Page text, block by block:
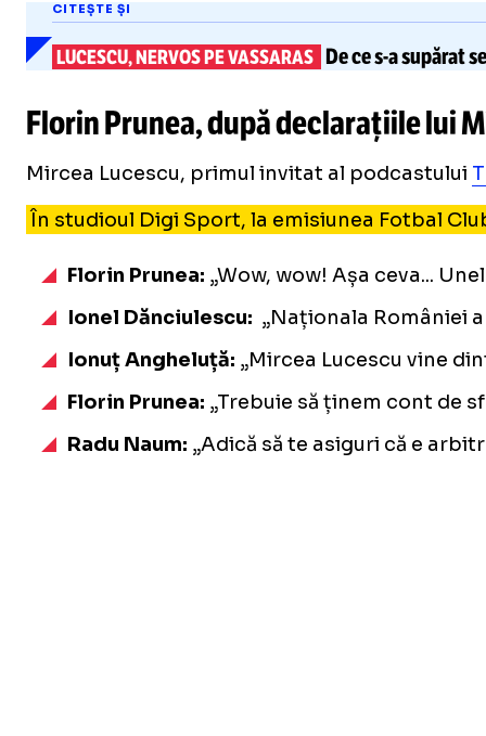
CITEȘTE ȘI
LUCESCU, NERVOS PE VASSARAS De ces-asupărat
Florin Prunea, după declarațiile lui
Mircea Lucescu, primul invitat al podcastului
În studioul Digi Sport, la emisiunea Fotbal
Florin Prunea: „Wow, wow! Așa ceva...
Ionel Dănciulescu: „Naționala României
Ionuț Angheluță: „Mircea Lucescu vine
Florin Prunea: „Trebuie să ținem cont de
Radu Naum: „Adică să te asiguri că e